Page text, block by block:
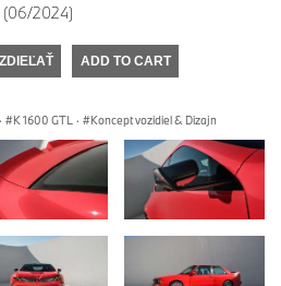
(06/2024)
ZDIEĽAŤ ADD TO CART
· K 1600 GTL · Koncept vozidiel & Dizajn